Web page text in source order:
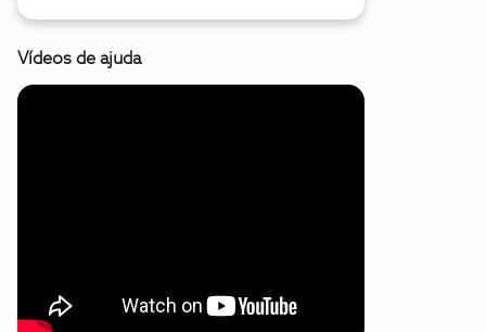
Vídeos de ajuda